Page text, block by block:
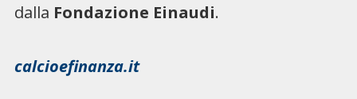
dalla Fondazione Einaudi.
calcioefinanza.it